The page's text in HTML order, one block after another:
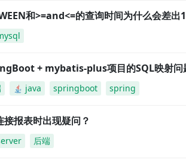
和>=and<=的查询时间为什么会差出
+ mybatis-plus项目的SQL映射问
java springboot spring
接报表时出现疑问？
后端